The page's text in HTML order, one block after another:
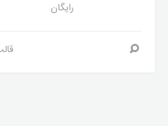
رایگان